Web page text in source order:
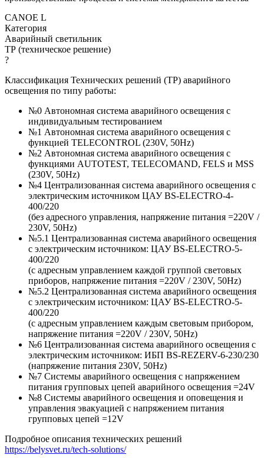
CANOE L
Категория
Аварийный светильник
ТР (техническое решение)
?
Классификация Технических решений (ТР) аварийного
освещения по типу работы:
№0 Автономная система аварийного освещения с
индивидуальным тестированием
№1 Автономная система аварийного освещения с
функцией TELECONTROL (230V, 50Hz)
№2 Автономная система аварийного освещения с
функциями AUTOTEST, TELECOMAND, FELS и MSS
(230V, 50Hz)
№4 Централизованная система аварийного освещения с
электрическим источником ЦАУ BS-ELECTRO-4-
400/220
(без адресного управления, напряжение питания =220V /
230V, 50Hz)
№5.1 Централизованная система аварийного освещения
с электрическим источником: ЦАУ BS-ELEСTRO-5-
400/220
(c адресным управлением каждой группой световых
приборов, напряжение питания =220V / 230V, 50Hz)
№5.2 Централизованная система аварийного освещения
с электрическим источником: ЦАУ BS-ELEСTRO-5-
400/220
(c адресным управлением каждым световым прибором,
напряжение питания =220V / 230V, 50Hz)
№6 Централизованная система аварийного освещения с
электрическим источником: ИБП BS-REZERV-6-230/230
(напряжение питания 230V, 50Hz)
№7 Системы аварийного освещения с напряжением
питания групповых цепей аварийного освещения =24V
№8 Системы аварийного освещения и оповещения и
управления эвакуацией с напряжением питания
групповых цепей =12V
Подробное описания технических решений
https://belysvet.ru/tech-solutions/